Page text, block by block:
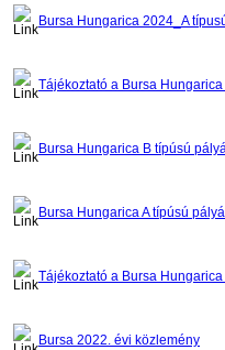
Bursa Hungarica 2024_A
Tájékoztató a Bursa
Bursa Hungarica B típúsú
Bursa Hungarica A típúsú
Tájékoztató a Bursa
Bursa 2022. évi közlemény